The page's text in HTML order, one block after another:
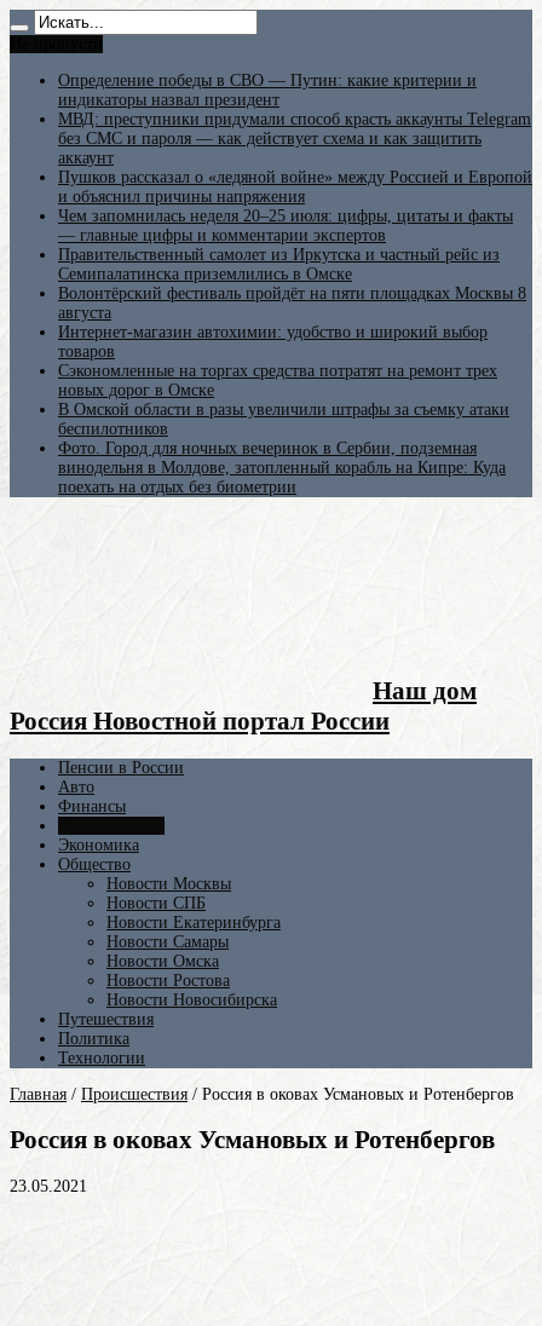
Определение победы в СВО — Путин: какие критерии и
индикаторы назвал президент
МВД: преступники придумали способ красть аккаунты Telegram
без СМС и пароля — как действует схема и как защитить
аккаунт
Пушков рассказал о «ледяной войне» между Россией и Европой
и объяснил причины напряжения
Чем запомнилась неделя 20–25 июля: цифры, цитаты и факты
— главные цифры и комментарии экспертов
Правительственный самолет из Иркутска и частный рейс из
Семипалатинска приземлились в Омске
Волонтёрский фестиваль пройдёт на пяти площадках Москвы 8
августа
Интернет-магазин автохимии: удобство и широкий выбор
товаров
Сэкономленные на торгах средства потратят на ремонт трех
новых дорог в Омске
В Омской области в разы увеличили штрафы за съемку атаки
беспилотников
Фото. Город для ночных вечеринок в Сербии, подземная
винодельня в Молдове, затопленный корабль на Кипре: Куда
поехать на отдых без биометрии
Наш дом
Россия Новостной портал России
Пенсии в России
Авто
Финансы
Экономика
Общество
Новости Москвы
Новости СПБ
Новости Екатеринбурга
Новости Самары
Новости Омска
Новости Ростова
Новости Новосибирска
Путешествия
Политика
Технологии
Главная / Происшествия / Россия в оковах Усмановых и Ротенбергов
Россия в оковах Усмановых и Ротенбергов
23.05.2021